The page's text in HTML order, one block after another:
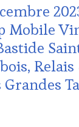
Mobile
Grandes